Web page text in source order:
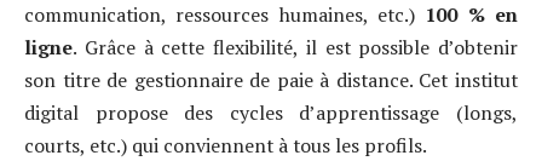
communication, ressources humaines, etc.) 100 % en
ligne. Grâce à cette flexibilité, il est possible d’obtenir
son titre de gestionnaire de paie à distance. Cet institut
digital propose des cycles d’apprentissage (longs,
courts, etc.) qui conviennent à tous les profils.